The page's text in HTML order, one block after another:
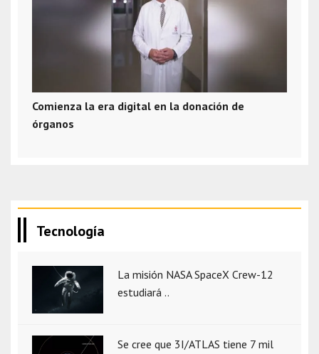
Comienza la era digital en la donación de
órganos
Tecnología
La misión NASA SpaceX Crew-12
estudiará ..
Se cree que 3I/ATLAS tiene 7 mil